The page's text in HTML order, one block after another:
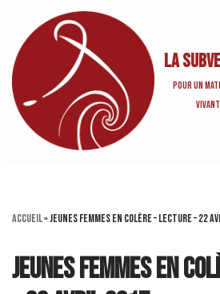
Aller
au
contenu
La
Pour un
Accueil»Jeunes Femmes en colère – Lecture – 22
Jeunes Femmes en